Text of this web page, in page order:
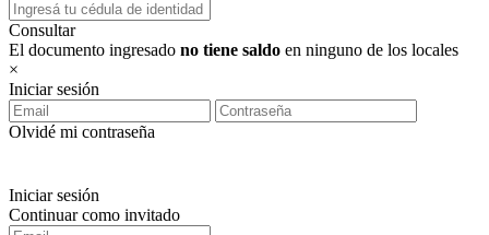
Consultar
El documento ingresado no tiene saldo en ninguno de los locales
×
Iniciar sesión
Olvidé mi contraseña
Iniciar sesión
Continuar como invitado